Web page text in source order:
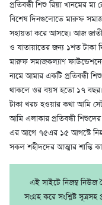
প্রতিবন্ধী শিশু রিয়া খানমের
বিশেষ দিনগুলোতে মারুফ
সহায়তা করে আসছে। আজ
ও যাতায়াতের জন্য ১শত টাকা
মারুফ সমাজকল্যাণ
নামে আমার একটি প্রতিবন্ধী
থাকলে ওর বয়স হতো ১৭
টাকা খরচ হওয়ার কথা আমি
আমি এলাকার প্রতিবন্ধী
এর আগে ৭৫এর ১৫ আগস্টে
সকল শহীদদের আত্মার শান্তি
এই সাইটে নিজম্ব নিউজ
সংগ্রহ করে সংশ্লিষ্ট